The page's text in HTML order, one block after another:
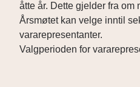
åtte år. Dette gjelder fra om
Årsmøtet kan velge inntil
vararepresentanter.
Valgperioden for